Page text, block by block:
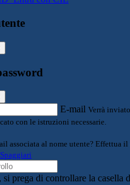
E-mail Verrà
con le istruzioni necessarie.
associata al nome utente? Effettua il
prega di controllare la casella